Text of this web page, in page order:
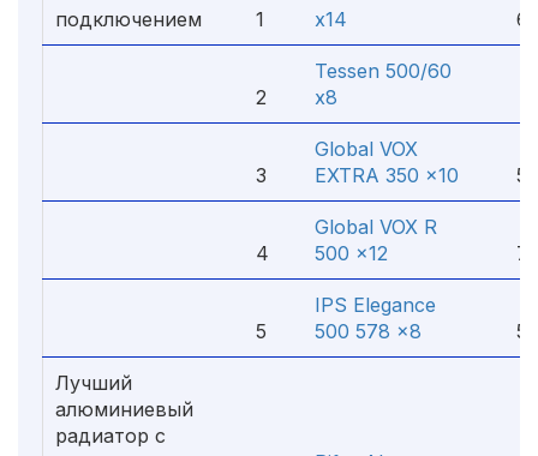
подключением
1
x14
6
2
Tessen 500/60
x8
3
Global VOX
EXTRA 350 x10
5
4
Global VOX R
500 x12
7
5
IPS Elegance
500 578 x8
5
Лучший
алюминиевый
радиатор с